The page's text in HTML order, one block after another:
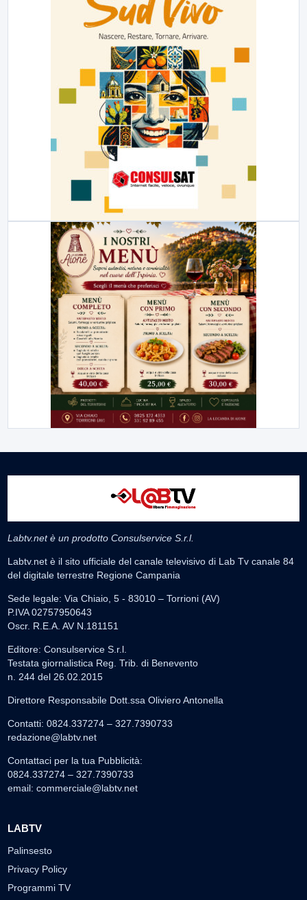
Labtv.net è un prodotto Consulservice S.r.l.
Labtv.net è il sito ufficiale del canale televisivo di Lab Tv canale 84
del digitale terrestre Regione Campania
Sede legale: Via Chiaio, 5 - 83010 – Torrioni (AV)
P.IVA 02757950643
Oscr. R.E.A. AV N.181151
Editore: Consulservice S.r.l.
Testata giornalistica Reg. Trib. di Benevento
n. 244 del 26.02.2015
Direttore Responsabile Dott.ssa Oliviero Antonella
Contatti: 0824.337274 – 327.7390733
redazione@labtv.net
Contattaci per la tua Pubblicità:
0824.337274 – 327.7390733
email: commerciale@labtv.net
LABTV
Palinsesto
Privacy Policy
Programmi TV